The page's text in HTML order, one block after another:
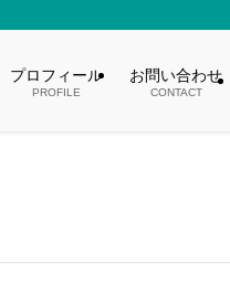
プロフィール
PROFILE
お問い合わせ
CONTACT